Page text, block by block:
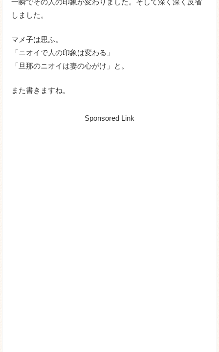
一瞬でその人の印象が変わりました。そして深く深く反省
しました。
マメ子は思ふ。
「ニオイで人の印象は変わる」
「旦那のニオイは妻の心がけ」と。
また書きますね。
Sponsored Link